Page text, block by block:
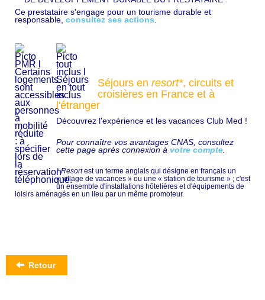
Ce prestataire s'engage pour un tourisme durable et
responsable, consultez ses actions
Séjours en resort*, circuits et
croisières en France et à
l'étranger
Découvrez l'expérience et les vacances Club Med !
Pour connaître vos avantages CNAS, consultez
cette page après connexion à votre compte
* Resortest un terme anglais qui désigne en français un
« village de vacances » ou une « station de tourisme » ; c'est
un ensemble d'installations hôtelières et d'équipements de
loisirs aménagés en un lieu par un même promoteur.
Retour